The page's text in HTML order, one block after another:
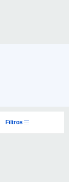
Filtros